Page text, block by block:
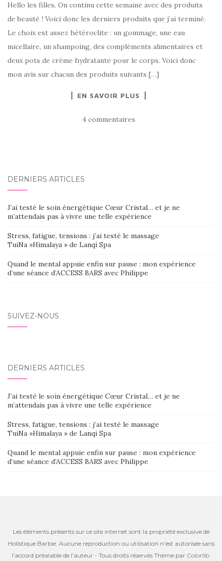
Hello les filles, On continu cette semaine avec des produits
de beauté ! Voici donc les derniers produits que j’ai terminé.
Le choix est assez hétéroclite : un gommage, une eau
micellaire, un shampoing, des compléments alimentaires et
deux pots de crème hydratante pour le corps. Voici donc
mon avis sur chacun des produits suivants […]
EN SAVOIR PLUS
4 commentaires
DERNIERS ARTICLES
J’ai testé le soin énergétique Cœur Cristal… et je ne
m’attendais pas à vivre une telle expérience
Stress, fatigue, tensions : j’ai testé le massage
TuiNa »Himalaya » de Lanqi Spa
Quand le mental appuie enfin sur pause : mon expérience
d’une séance d’ACCESS BARS avec Philippe
SUIVEZ-NOUS
DERNIERS ARTICLES
J’ai testé le soin énergétique Cœur Cristal… et je ne
m’attendais pas à vivre une telle expérience
Stress, fatigue, tensions : j’ai testé le massage
TuiNa »Himalaya » de Lanqi Spa
Quand le mental appuie enfin sur pause : mon expérience
d’une séance d’ACCESS BARS avec Philippe
Les éléments présents sur ce site internet sont la propriété exclusive de
Holistique Barbie. Aucune reproduction ou utilisation n’est autorisée sans
l’accord préalable de l’auteur - Tous droits réservés Thème par Colorlib.